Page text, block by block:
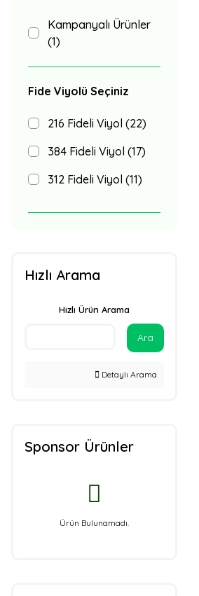
Kampanyalı Ürünler
(1)
Fide Viyolü Seçiniz
216 Fideli Viyol (22)
384 Fideli Viyol (17)
312 Fideli Viyol (11)
50 Fideli Viyol (1)
Hızlı Arama
Hızlı Ürün Arama
Ara
Detaylı Arama
Sponsor Ürünler
Ürün Bulunamadı.